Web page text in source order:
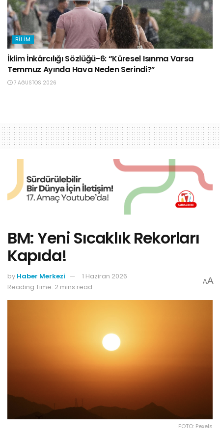
BILIM
İklim İnkârcılığı Sözlüğü-6: “Küresel Isınma Varsa
Temmuz Ayında Hava Neden Serindi?”
7 AĞUSTOS 2026
BM: Yeni Sıcaklık Rekorları
Kapıda!
by Haber Merkezi
1 Haziran 2026
Reading Time: 2 mins read
AA
FOTO: Pexels